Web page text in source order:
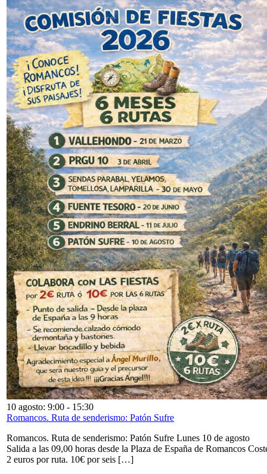
10 agosto: 9:00 - 15:30
Romancos. Ruta de senderismo: Patón Sufre
Romancos. Ruta de senderismo: Patón Sufre Lunes 10 de agosto
Salida a las 09,00 horas desde la Plaza de España de Romancos
2 euros por ruta. 10€ por seis […]